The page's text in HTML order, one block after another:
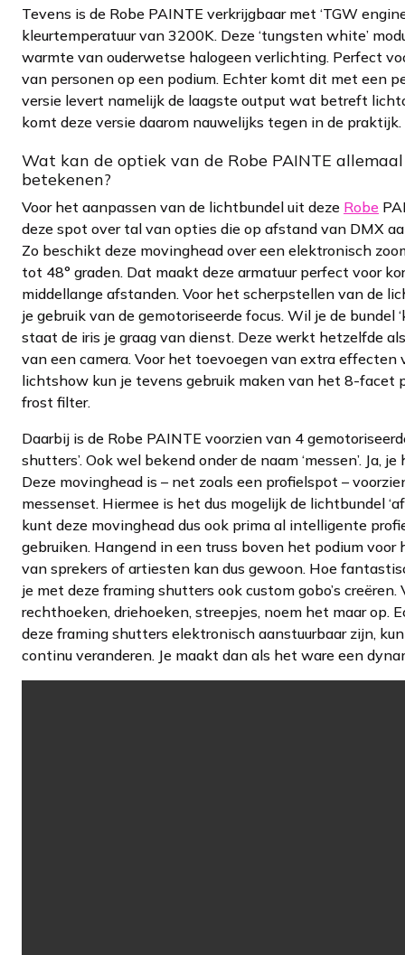
Tevens is de Robe PAINTE verkrijgbaar met ‘TGW
kleurtemperatuur van 3200K. Deze ‘tungsten white’
warmte van ouderwetse halogeen verlichting. Perfect
van personen op een podium. Echter komt dit met een
versie levert namelijk de laagste output wat betreft
komt deze versie daarom nauwelijks tegen in de praktijk.
Wat kan de optiek van de Robe PAINTE
betekenen?
Voor het aanpassen van de lichtbundel uit deze Robe
deze spot over tal van opties die op afstand van DMX
Zo beschikt deze movinghead over een elektronisch
tot 48° graden. Dat maakt deze armatuur perfect voor
middellange afstanden. Voor het scherpstellen van de
je gebruik van de gemotoriseerde focus. Wil je de bundel
staat de iris je graag van dienst. Deze werkt hetzelfde
van een camera. Voor het toevoegen van extra effecten
lichtshow kun je tevens gebruik maken van het 8-facet
frost filter.
Daarbij is de Robe PAINTE voorzien van 4
shutters’. Ook wel bekend onder de naam ‘messen’. Ja,
Deze movinghead is – net zoals een profielspot –
messenset. Hiermee is het dus mogelijk de lichtbundel ‘af
kunt deze movinghead dus ook prima al intelligente
gebruiken. Hangend in een truss boven het podium
van sprekers of artiesten kan dus gewoon. Hoe
je met deze framing shutters ook custom gobo’s creëren.
rechthoeken, driehoeken, streepjes, noem het maar op.
deze framing shutters elektronisch aanstuurbaar zijn,
continu veranderen. Je maakt dan als het ware een